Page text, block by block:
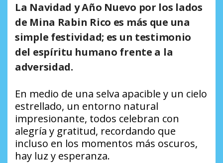
La Navidad y Año Nuevo por los lados
de Mina Rabin Rico es más que una
simple festividad; es un testimonio
del espíritu humano frente a la
adversidad.
En medio de una selva apacible y un cielo
estrellado, un entorno natural
impresionante, todos celebran con
alegría y gratitud, recordando que
incluso en los momentos más oscuros,
hay luz y esperanza.